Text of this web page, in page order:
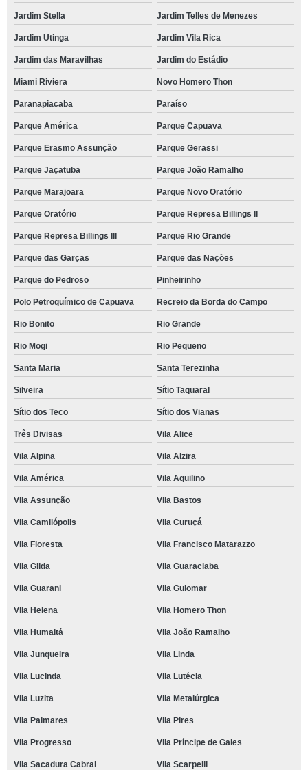
Jardim Stella Jardim Telles de Menezes
Jardim Utinga Jardim Vila Rica
Jardim das Maravilhas Jardim do Estádio
Miami Riviera Novo Homero Thon
Paranapiacaba Paraíso
Parque América Parque Capuava
Parque Erasmo Assunção Parque Gerassi
Parque Jaçatuba Parque João Ramalho
Parque Marajoara Parque Novo Oratório
Parque Oratório Parque Represa Billings II
Parque Represa Billings III Parque Rio Grande
Parque das Garças Parque das Nações
Parque do Pedroso Pinheirinho
Polo Petroquímico de Capuava Recreio da Borda do Campo
Rio Bonito Rio Grande
Rio Mogi Rio Pequeno
Santa Maria Santa Terezinha
Silveira Sítio Taquaral
Sítio dos Teco Sítio dos Vianas
Três Divisas Vila Alice
Vila Alpina Vila Alzira
Vila América Vila Aquilino
Vila Assunção Vila Bastos
Vila Camilópolis Vila Curuçá
Vila Floresta Vila Francisco Matarazzo
Vila Gilda Vila Guaraciaba
Vila Guarani Vila Guiomar
Vila Helena Vila Homero Thon
Vila Humaitá Vila João Ramalho
Vila Junqueira Vila Linda
Vila Lucinda Vila Lutécia
Vila Luzita Vila Metalúrgica
Vila Palmares Vila Pires
Vila Progresso Vila Príncipe de Gales
Vila Sacadura Cabral Vila Scarpelli